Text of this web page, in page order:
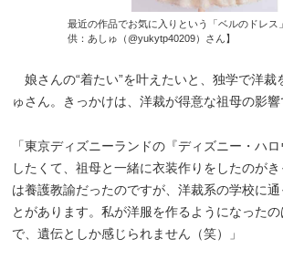
最近の作品でお気に入りという「ベルのドレス
供：あしゅ（@yukytp40209）さん】
娘さんの“着たい”を叶えたいと、独学で洋裁
ゅさん。きっかけは、洋裁が得意な祖母の影響
「東京ディズニーランドの『ディズニー・ハ
したくて、祖母と一緒に衣装作りをしたのが
は養護教諭だったのですが、洋裁系の学校に通
とがあります。私が洋服を作るようになった
で、遺伝としか感じられません（笑）」